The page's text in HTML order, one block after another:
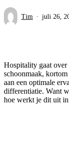
Tim juli 26,
Hospitality gaat
schoonmaak,
aan een optimale
differentiatie. Want
hoe werkt je dit uit